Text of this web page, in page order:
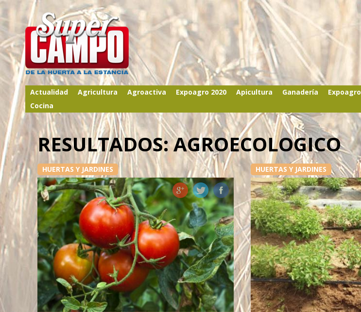
Actualidad Agricultura Agroactiva Expoagro 2020 Apicultura Ganadería Expoagro
Cocina
RESULTADOS: AGROECOLOGICO
HUERTAS Y JARDINES HUERTAS Y JARDINES